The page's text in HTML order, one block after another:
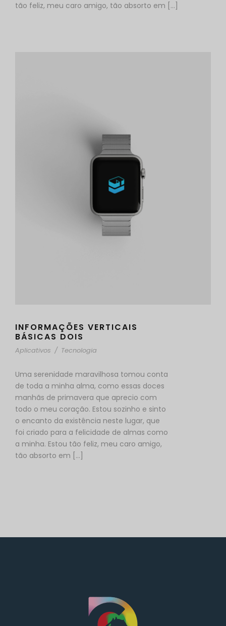
tão feliz, meu caro amigo, tão absorto em [...]
INFORMAÇÕES VERTICAIS
BÁSICAS DOIS
Aplicativos / Tecnologia
Uma serenidade maravilhosa tomou conta
de toda a minha alma, como essas doces
manhãs de primavera que aprecio com
todo o meu coração. Estou sozinho e sinto
o encanto da existência neste lugar, que
foi criado para a felicidade de almas como
a minha. Estou tão feliz, meu caro amigo,
tão absorto em [...]